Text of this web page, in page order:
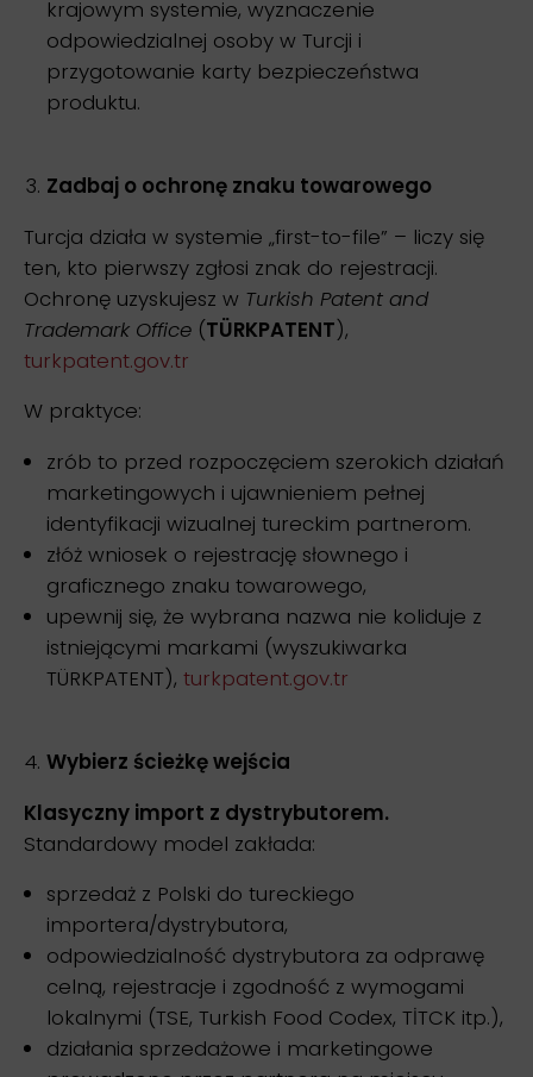
krajowym systemie, wyznaczenie
odpowiedzialnej osoby w Turcji i
przygotowanie karty bezpieczeństwa
produktu.
Zadbaj o ochronę znaku towarowego
Turcja działa w systemie „first-to-file” – liczy się
ten, kto pierwszy zgłosi znak do rejestracji.
Ochronę uzyskujesz w Turkish Patent and
Trademark Office (TÜRKPATENT),
turkpatent.gov.tr
W praktyce:
zrób to przed rozpoczęciem szerokich działań
marketingowych i ujawnieniem pełnej
identyfikacji wizualnej tureckim partnerom.
złóż wniosek o rejestrację słownego i
graficznego znaku towarowego,
upewnij się, że wybrana nazwa nie koliduje z
istniejącymi markami (wyszukiwarka
TÜRKPATENT),turkpatent.gov.tr
Wybierz ścieżkę wejścia
Klasyczny import z dystrybutorem.
Standardowy model zakłada:
sprzedaż z Polski do tureckiego
importera/dystrybutora,
odpowiedzialność dystrybutora za odprawę
celną, rejestracje i zgodność z wymogami
lokalnymi (TSE, Turkish Food Codex, TİTCK itp.),
działania sprzedażowe i marketingowe